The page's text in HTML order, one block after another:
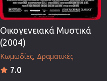
Οικογενειακά Μυστικά
(2004)
Κωμωδίες Δραματικές
7.0